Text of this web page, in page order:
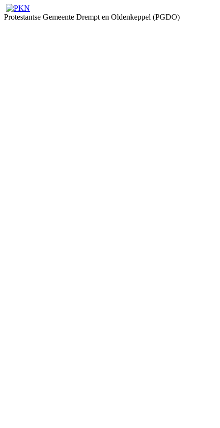
Protestantse Gemeente Drempt en Oldenkeppel (PGDO)